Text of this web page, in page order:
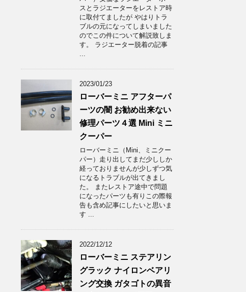
スとラジエーターをレストア時
に取付てましたが やはりトラ
ブルの元になってしまいました
のでこの件について解説致しま
す。 ラジエーター脱着の記事
...
2023/01/23
ローバーミニ アフターパ
ーツの闇 お勧め出来ない
修理パーツ４選 Mini ミニ
クーパー
ローバーミニ（Mini、ミニクー
パー）走り出してまだ少ししか
経っておりませんが少しずつ気
になるトラブルが出てきまし
た。 またレストア途中で問題
になったパーツも有りこの際報
告も含め記事にしたいと思いま
す ...
2022/12/12
ローバーミニ ステアリン
グラック ナイロンベアリ
ング交換 ガタゴトの異音